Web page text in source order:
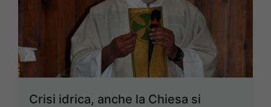
Crisi idrica, anche la Chiesa si